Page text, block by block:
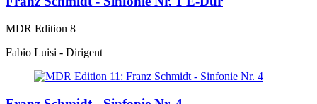
MDR Edition 8
Fabio Luisi - Dirigent